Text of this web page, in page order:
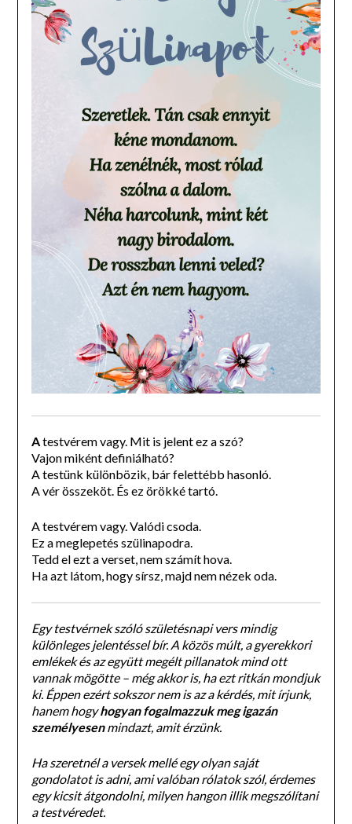
Atestvérem vagy. Mit is jelent ez a szó?
Vajon miként definiálható?
A testünk különbözik, bár felettébb hasonló.
A vér összeköt. És ez örökké tartó.
A testvérem vagy. Valódi csoda.
Ez a meglepetés szülinapodra.
Tedd el ezt a verset, nem számít hova.
Ha azt látom, hogy sírsz, majd nem nézek oda.
Egy testvérnek szóló születésnapi vers mindig
különleges jelentéssel bír. A közös múlt, a gyerekkori
emlékek és az együtt megélt pillanatok mind ott
vannak mögötte – még akkor is, ha ezt ritkán mondjuk
ki. Éppen ezért sokszor nem is az a kérdés, mit írjunk,
hanem hogyhogyan fogalmazzuk meg igazán
személyesenmindazt, amit érzünk.
Ha szeretnél a versek mellé egy olyan saját
gondolatot is adni, ami valóban rólatok szól, érdemes
egy kicsit átgondolni, milyen hangon illik megszólítani
a testvéredet.